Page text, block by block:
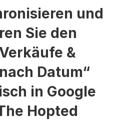
und
Sie den
&
Datum“
in Google
Hopted